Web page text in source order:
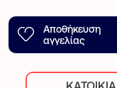
Αποθήκευση
αγγελίας